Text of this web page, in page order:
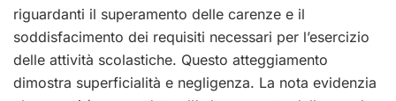
riguardanti il superamento delle carenze e il
soddisfacimento dei requisiti necessari per l’esercizio
delle attività scolastiche. Questo atteggiamento
dimostra superficialità e negligenza. La nota evidenzia